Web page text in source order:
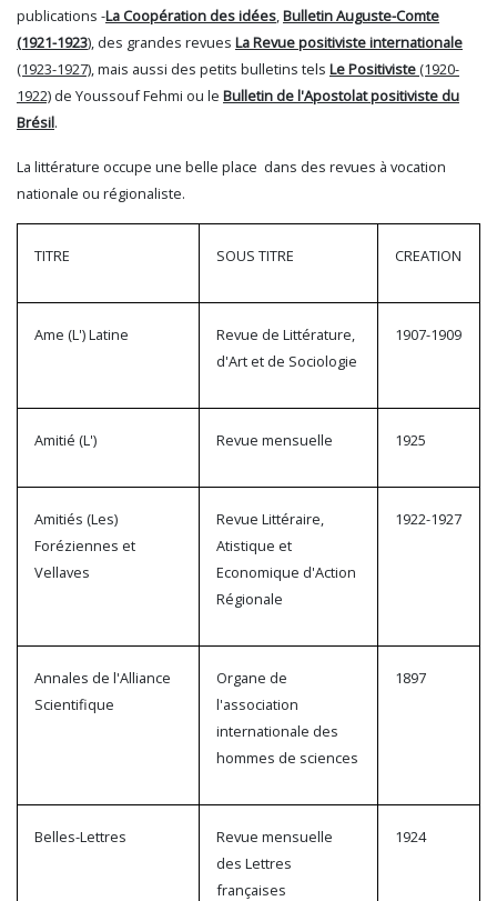
publications -La Coopération des idées,Bulletin Auguste-Comte
(1921-1923), des grandes revues La Revue positiviste internationale
(1923-1927), mais aussi des petits bulletins tels Le Positiviste (1920-
1922) de Youssouf Fehmi ou le Bulletin de l'Apostolat positiviste du
Brésil.
La littérature occupe une belle place dans des revues à vocation
nationale ou régionaliste.
TITRE SOUS TITRE CREATION
Ame (L') Latine
Revue de Littérature,
d'Art et de Sociologie
1907-1909
Amitié (L') Revue mensuelle 1925
Amitiés (Les)
Foréziennes et
Vellaves
Revue Littéraire,
Atistique et
Economique d'Action
Régionale
1922-1927
Annales de l'Alliance
Scientifique
Organe de
l'association
internationale des
hommes de sciences
1897
Belles-Lettres
Revue mensuelle
des Lettres
françaises
1924